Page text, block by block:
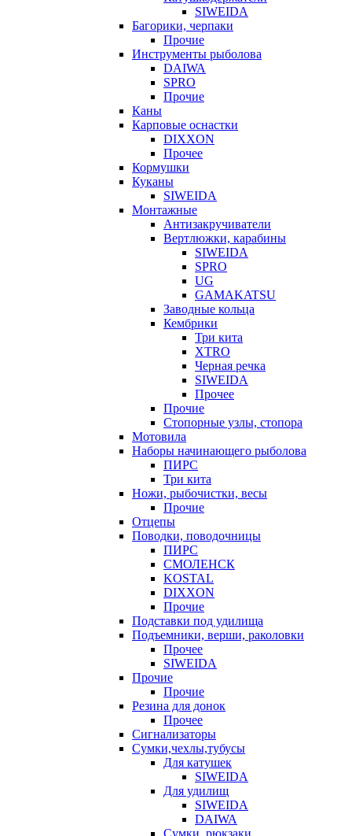
SIWEIDA
Багорики, черпаки
Прочие
Инструменты рыболова
DAIWA
SPRO
Прочие
Каны
Карповые оснастки
DIXXON
Прочее
Кормушки
Куканы
SIWEIDA
Монтажные
Антизакручиватели
Вертлюжки, карабины
SIWEIDA
SPRO
UG
GAMAKATSU
Заводные кольца
Кембрики
Три кита
XTRO
Черная речка
SIWEIDA
Прочее
Прочие
Стопорные узлы, стопора
Мотовила
Наборы начинающего рыболова
ПИРС
Три кита
Ножи, рыбочистки, весы
Прочие
Отцепы
Поводки, поводочницы
ПИРС
СМОЛЕНСК
KOSTAL
DIXXON
Прочие
Подставки под удилища
Подъемники, верши, раколовки
Прочее
SIWEIDA
Прочие
Прочие
Резина для донок
Прочее
Сигнализаторы
Сумки,чехлы,тубусы
Для катушек
SIWEIDA
Для удилищ
SIWEIDA
DAIWA
Сумки, рюкзаки